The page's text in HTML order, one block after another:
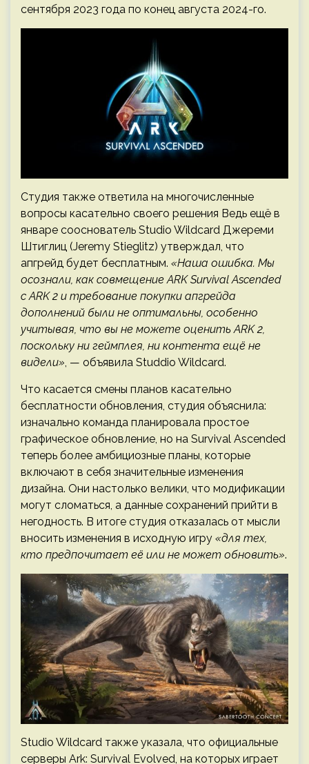
сентября 2023 года по конец августа 2024-го.
Студия также ответила на многочисленные
вопросы касательно своего решения Ведь ещё в
январе сооснователь Studio Wildcard Джереми
Штиглиц (Jeremy Stieglitz) утверждал, что
апгрейд будет бесплатным. «Наша ошибка. Мы
осознали, как совмещение ARK Survival Ascended
с ARK 2 и требование покупки апгрейда
дополнений были не оптимальны, особенно
учитывая, что вы не можете оценить ARK 2,
поскольку ни геймплея, ни контента ещё не
видели», — объявила Studdio Wildcard.
Что касается смены планов касательно
бесплатности обновления, студия объяснила:
изначально команда планировала простое
графическое обновление, но на Survival Ascended
теперь более амбициозные планы, которые
включают в себя значительные изменения
дизайна. Они настолько велики, что модификации
могут сломаться, а данные сохранений прийти в
негодность. В итоге студия отказалась от мысли
вносить изменения в исходную игру «для тех,
кто предпочитает её или не может обновить».
Studio Wildcard также указала, что официальные
серверы Ark: Survival Evolved, на которых играет